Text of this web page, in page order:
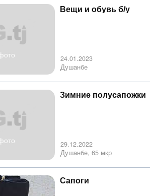
Вещи и обувь б/у
24.01.2023
Душанбе
Зимние полусапожки
29.12.2022
Душанбе, 65 мкр
Сапоги